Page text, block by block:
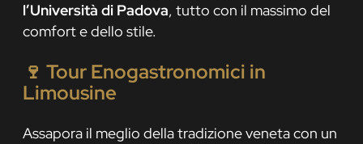
l’Università di Padova, tutto con il massimo del
comfort e dello stile.
🍷 Tour Enogastronomici in
Limousine
Assapora il meglio della tradizione veneta con un